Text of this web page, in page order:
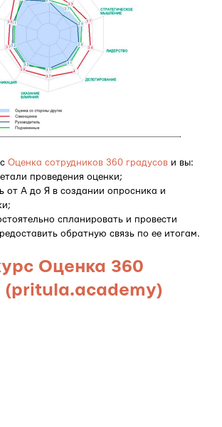
Оценка сотрудников 360 градусов и вы:
проведения оценки;
А до Я в создании опросника и
спланировать и провести
обратную связь по ее итогам.
Оценка 360
(pritula.academy)